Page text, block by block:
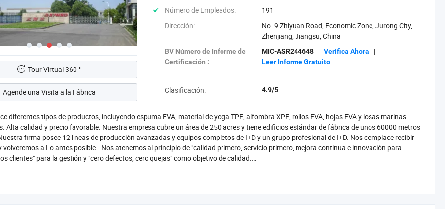
Tour Virtual 360 °
Agende una Visita a la Fábrica
Número de Empleados:
191
Dirección:
No. 9 Zhiyuan Road, Economic Zone, Jurong City,
Zhenjiang, Jiangsu, China
BV Número de Informe de
Certificación :
MIC-ASR244648 Verifica Ahora
|
Leer Informe Gratuito
Clasificación: 4.9/5
diferentes tipos de productos, incluyendo espuma EVA, material de yoga TPE, alfombra XPE, rollos EVA, hojas EVA y losas marinas
Alta calidad y precio favorable. Nuestra empresa cubre un área de 250 acres y tiene edificios estándar de fábrica de unos 60000 metros
firma posee 12 líneas de producción avanzadas y equipos completos de I+D y un grupo profesional de I+D. Nos complace recibir
volveremos a Lo antes posible.. Nos atenemos al principio de "calidad primero, servicio primero, mejora continua e innovación para
clientes" para la gestión y "cero defectos, cero quejas" como objetivo de calidad.
incluyen espuma baja y alta, espuma de baja dureza y alta dureza, espuma de baja elasticidad y alta elasticidad, espuma de baja